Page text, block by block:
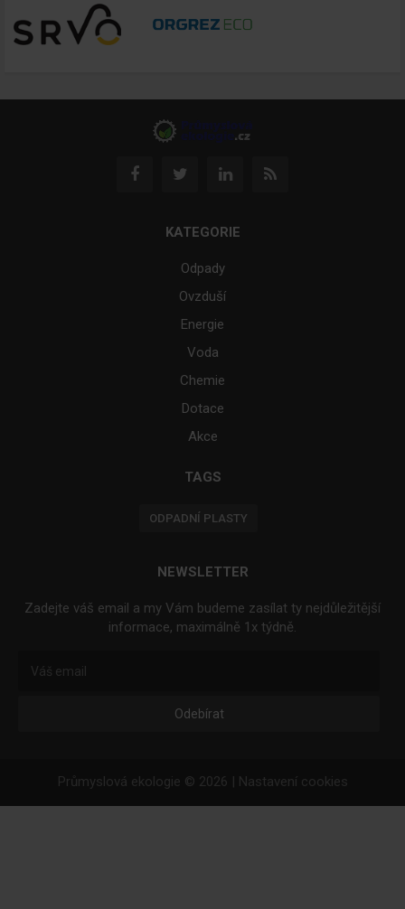
KATEGORIE
Odpady
Ovzduší
Energie
Voda
Chemie
Dotace
Akce
TAGS
ODPADNÍ PLASTY
NEWSLETTER
Zadejte váš email a my Vám budeme zasílat ty nejdůležitější
informace, maximálně 1x týdně.
Odebírat
Průmyslová ekologie © 2026 | Nastavení cookies